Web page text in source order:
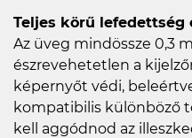
Teljes körű lefedettség
Az üveg mindössze 0,3
észrevehetetlen a
képernyőt védi,
kompatibilis különböző
kell aggódnod az